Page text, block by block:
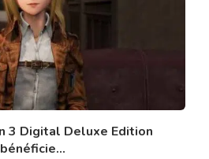
3 Digital Deluxe Edition
bénéficie...